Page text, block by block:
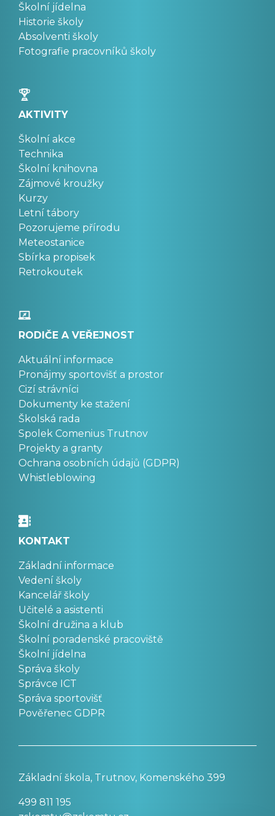
Školní jídelna
Historie školy
Absolventi školy
Fotografie pracovníků školy
AKTIVITY
Školní akce
Technika
Školní knihovna
Zájmové kroužky
Kurzy
Letní tábory
Pozorujeme přírodu
Meteostanice
Sbírka propisek
Retrokoutek
RODIČE A VEŘEJNOST
Aktuální informace
Pronájmy sportovišť a prostor
Cizí strávníci
Dokumenty ke stažení
Školská rada
Spolek Comenius Trutnov
Projekty a granty
Ochrana osobních údajů (GDPR)
Whistleblowing
KONTAKT
Základní informace
Vedení školy
Kancelář školy
Učitelé a asistenti
Školní družina a klub
Školní poradenské pracoviště
Školní jídelna
Správa školy
Správce ICT
Správa sportovišť
Pověřenec GDPR
Základní škola, Trutnov, Komenského 399
499 811 195